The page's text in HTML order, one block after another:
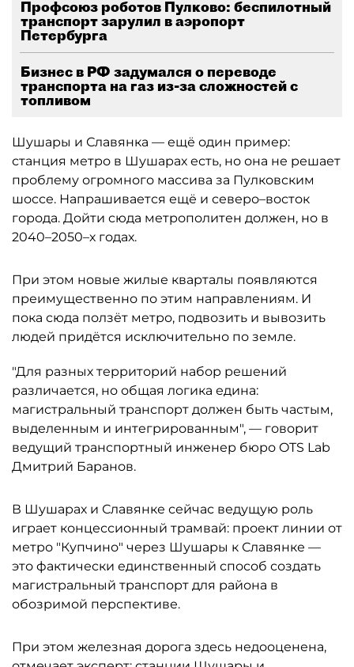
Профсоюз роботов Пулково: беспилотный
транспорт зарулил в аэропорт
Петербурга
Бизнес в РФ задумался о переводе
транспорта на газ из-за сложностей с
топливом
Шушары и Славянка — ещё один пример:
станция метро в Шушарах есть, но она не решает
проблему огромного массива за Пулковским
шоссе. Напрашивается ещё и северо–восток
города. Дойти сюда метрополитен должен, но в
2040–2050–х годах.
При этом новые жилые кварталы появляются
преимущественно по этим направлениям. И
пока сюда ползёт метро, подвозить и вывозить
людей придётся исключительно по земле.
"Для разных территорий набор решений
различается, но общая логика едина:
магистральный транспорт должен быть частым,
выделенным и интегрированным", — говорит
ведущий транспортный инженер бюро OTS Lab
Дмитрий Баранов.
В Шушарах и Славянке сейчас ведущую роль
играет концессионный трамвай: проект линии от
метро "Купчино" через Шушары к Славянке —
это фактически единственный способ создать
магистральный транспорт для района в
обозримой перспективе.
При этом железная дорога здесь недооценена,